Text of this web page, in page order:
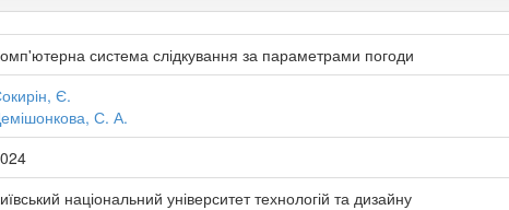
система слідкування за параметрами погоди
Є.
С. А.
національний університет технологій та дизайну